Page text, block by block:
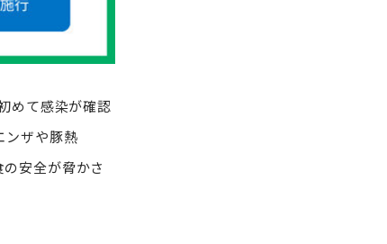
利用規約
めて感染が確認
ンザや豚熱
安全が脅かさ